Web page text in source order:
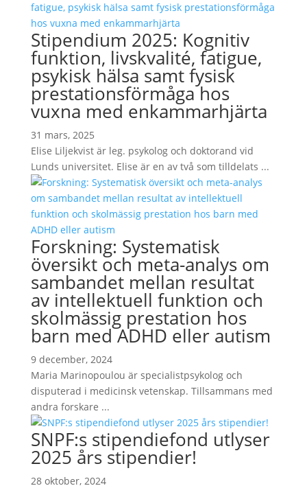
Stipendium 2025: Kognitiv
funktion, livskvalité, fatigue,
psykisk hälsa samt fysisk
prestationsförmåga hos
vuxna med enkammarhjärta
31 mars, 2025
Elise Liljekvist är leg. psykolog och doktorand vid
Lunds universitet. Elise är en av två som tilldelats ...
Forskning: Systematisk
översikt och meta-analys om
sambandet mellan resultat
av intellektuell funktion och
skolmässig prestation hos
barn med ADHD eller autism
9 december, 2024
Maria Marinopoulou är specialistpsykolog och
disputerad i medicinsk vetenskap. Tillsammans med
andra forskare ...
SNPF:s stipendiefond utlyser
2025 års stipendier!
28 oktober, 2024